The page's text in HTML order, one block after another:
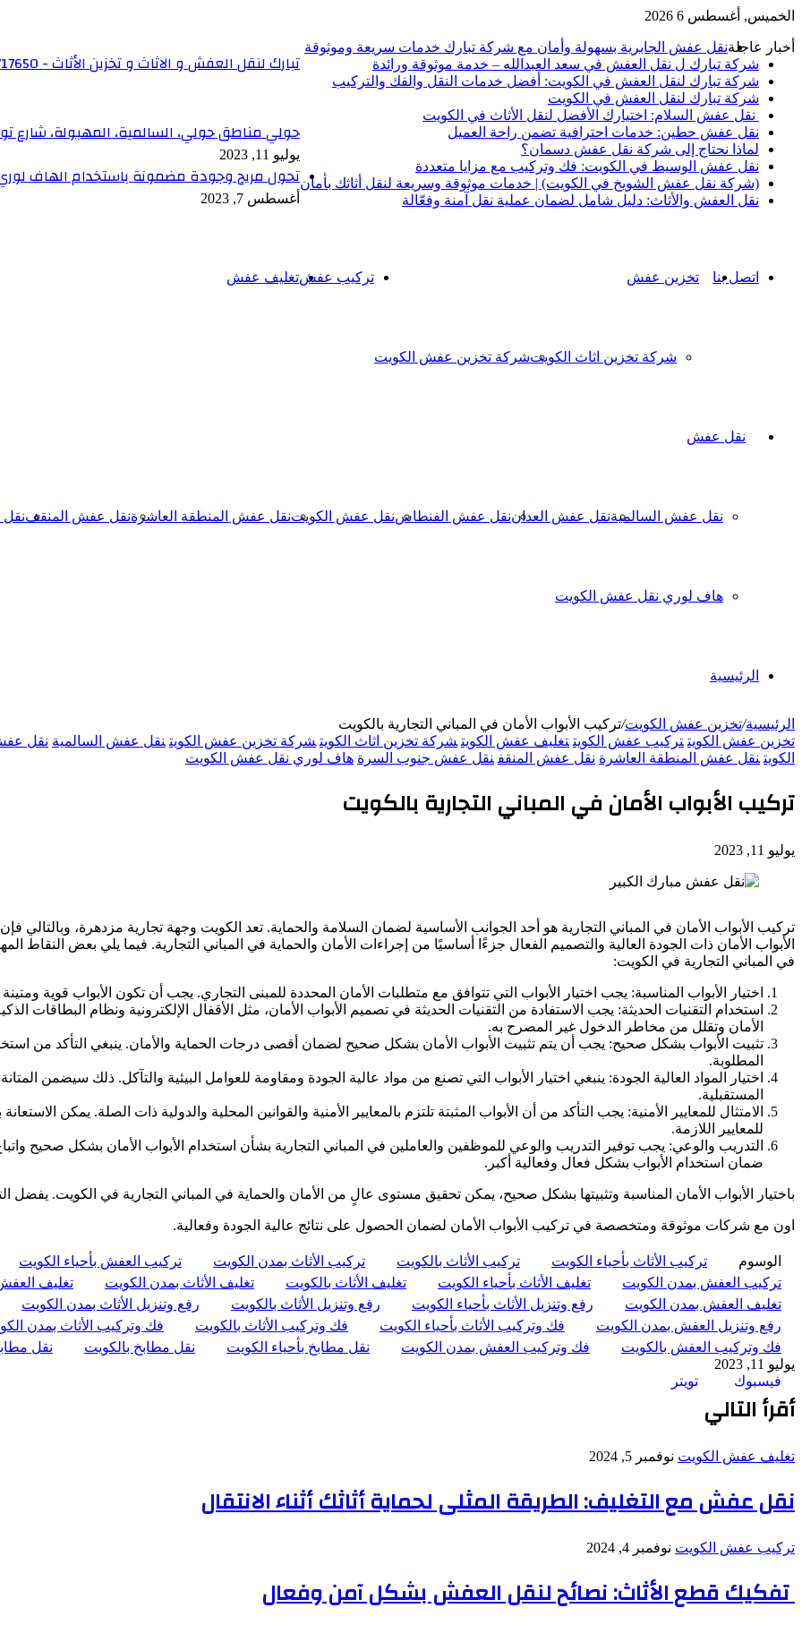
الخميس, أغسطس 6 2026
أخبار عاجلةنقل عفش الجابرية بسهولة وأمان مع شركة تبارك خدمات سريعة وموثوقة
شركة تبارك ل نقل العفش في سعد العبدالله – خدمة موثوقة ورائدة
شركة تبارك لنقل العفش في الكويت: أفضل خدمات النقل والفك والتركيب
شركة تبارك لنقل العفش في الكويت
نقل عفش السلام: اختيارك الأفضل لنقل الأثاث في الكويت
نقل عفش حطين: خدمات احترافية تضمن راحة العميل
لماذا نحتاج إلى شركة نقل عفش دسمان؟
نقل عفش الوسيط في الكويت: فك وتركيب مع مزايا متعددة
(شركة نقل عفش الشويخ في الكويت) | خدمات موثوقة وسريعة لنقل أثاثك بأمان
نقل العفش والأثاث: دليل شامل لضمان عملية نقل آمنة وفعّالة
تبارك لنقل العفش و الاثاث و تخزين الأثاث - 6566717650
اتصل بنا تخزين عفش
شركة تخزين اثاث الكويتشركة تخزين عفش الكويت
تركيب عفشتغليف عفش
نقل عفش
نقل عفش السالميةنقل عفش العداننقل عفش الفنطاسنقل عفش الكويتنقل عفش المنطقة العاشرةنقل عفش المنقف
هاف لوري نقل عفش الكويت
الرئيسية
الرئيسية/تخزين عفش الكويت/تركيب الأبواب الأمان في المباني التجارية بالكويت
تخزين عفش الكويت تركيب عفش الكويت تغليف عفش الكويت شركة تخزين اثاث الكويت شركة تخزين عفش الكويت نقل عفش السالمية نقل
الكويت نقل عفش المنطقة العاشرة نقل عفش المنقف نقل عفش جنوب السرة هاف لوري نقل عفش الكويت
تركيب الأبواب الأمان في المباني التجارية بالكويت
يوليو 11, 2023
تركيب الأبواب الأمان في المباني التجارية هو أحد الجوانب الأساسية لضمان السلامة والحماية. تعد الكويت وجهة تجارية مزدهرة، وبالتالي
الأبواب الأمان ذات الجودة العالية والتصميم الفعال جزءًا أساسيًا من إجراءات الأمان والحماية في المباني التجارية. فيما يلي بعض النقاط
في المباني التجارية في الكويت:
اختيار الأبواب المناسبة: يجب اختيار الأبواب التي تتوافق مع متطلبات الأمان المحددة للمبنى التجاري. يجب أن تكون الأبواب قوية
استخدام التقنيات الحديثة: يجب الاستفادة من التقنيات الحديثة في تصميم الأبواب الأمان، مثل الأقفال الإلكترونية ونظام البطاقات
الأمان وتقلل من مخاطر الدخول غير المصرح به.
تثبيت الأبواب بشكل صحيح: يجب أن يتم تثبيت الأبواب الأمان بشكل صحيح لضمان أقصى درجات الحماية والأمان. ينبغي التأكد من استخدام
المطلوبة.
اختيار المواد العالية الجودة: ينبغي اختيار الأبواب التي تصنع من مواد عالية الجودة ومقاومة للعوامل البيئية والتآكل. ذلك سيضمن
المستقبلية.
الامتثال للمعايير الأمنية: يجب التأكد من أن الأبواب المثبتة تلتزم بالمعايير الأمنية والقوانين المحلية والدولية ذات الصلة. يمكن
للمعايير اللازمة.
التدريب والوعي: يجب توفير التدريب والوعي للموظفين والعاملين في المباني التجارية بشأن استخدام الأبواب الأمان بشكل صحيح
ضمان استخدام الأبواب بشكل فعال وفعالية أكبر.
باختيار الأبواب الأمان المناسبة وتثبيتها بشكل صحيح، يمكن تحقيق مستوى عالٍ من الأمان والحماية في المباني التجارية في الكويت. يفضل
اون مع شركات موثوقة ومتخصصة في تركيب الأبواب الأمان لضمان الحصول على نتائج عالية الجودة وفعالية.
الوسوم تركيب الأثاث بأحياء الكويت تركيب الأثاث بالكويت تركيب الأثاث بمدن الكويت تركيب العفش بأحياء الكويت
تركيب العفش بمدن الكويت
تغليف الأثاث بأحياء الكويت تغليف الأثاث بالكويت تغليف الأثاث بمدن الكويت تغليف
تغليف العفش بمدن الكويت
رفع وتنزيل الأثاث بأحياء الكويت رفع وتنزيل الأثاث بالكويت رفع وتنزيل الأثاث بمدن الكويت
رفع وتنزيل العفش بمدن الكويت
فك وتركيب الأثاث بأحياء الكويت فك وتركيب الأثاث بالكويت فك وتركيب الأثاث بمدن
فك وتركيب العفش بالكويت
فك وتركيب العفش بمدن الكويت نقل مطابخ بأحياء الكويت نقل مطابخ بالكويت
نقل
يوليو 11, 2023
فيسبوك
تويتر
أقرأ التالي
تغليف عفش الكويت نوفمبر 5, 2024
نقل عفش مع التغليف: الطريقة المثلى لحماية أثاثك أثناء الانتقال
تركيب عفش الكويت نوفمبر 4, 2024
تفكيك قطع الأثاث: نصائح لنقل العفش بشكل آمن وفعال
حولي مناطق حولي، السالمية، المهبولة، شارع
يوليو 11, 2023
تحول مريح وجودة مضمونة باستخدام الهاف
أغسطس 7, 2023